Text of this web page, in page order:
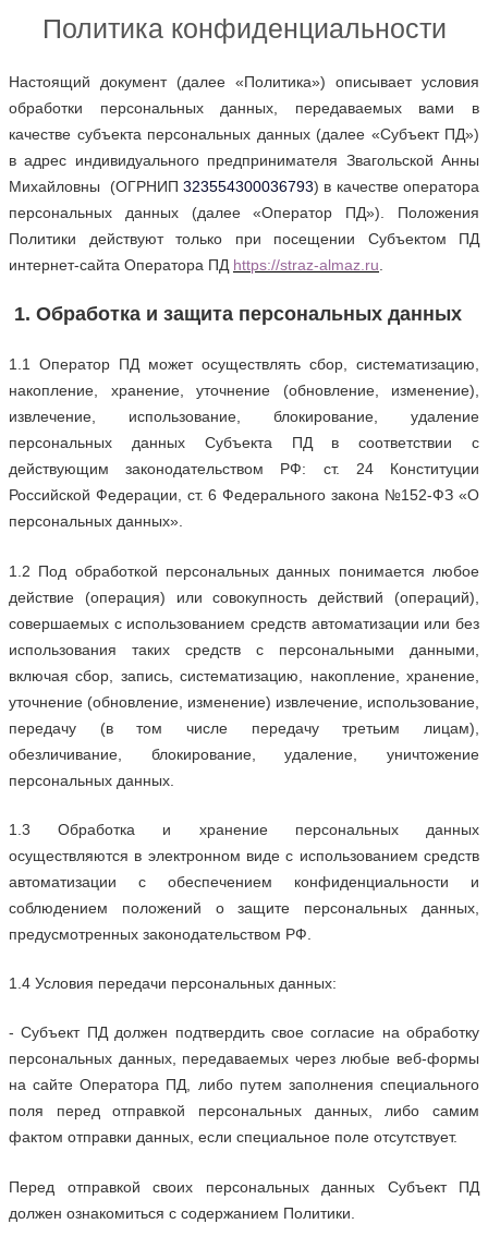
Политика конфиденциальности
Настоящий документ (далее «Политика») описывает условия
обработки персональных данных, передаваемых вами в
качестве субъекта персональных данных (далее «Субъект ПД»)
в адрес индивидуального предпринимателя Звагольской Анны
Михайловны (ОГРНИП 323554300036793) в качестве оператора
персональных данных (далее «Оператор ПД»). Положения
Политики действуют только при посещении Субъектом ПД
интернет-сайта Оператора ПД https://straz-almaz .ru
1. Обработка и защита персональных данных
1.1 Оператор ПД может осуществлять сбор, систематизацию,
накопление, хранение, уточнение (обновление, изменение),
извлечение, использование, блокирование, удаление
персональных данных Субъекта ПД в соответствии с
действующим законодательством РФ: ст. 24 Конституции
Российской Федерации, ст. 6 Федерального закона №152-ФЗ «О
персональных данных».
1.2 Под обработкой персональных данных понимается любое
действие (операция) или совокупность действий (операций),
совершаемых с использованием средств автоматизации или без
использования таких средств с персональными данными,
включая сбор, запись, систематизацию, накопление, хранение,
уточнение (обновление, изменение) извлечение, использование,
передачу (в том числе передачу третьим лицам),
обезличивание, блокирование, удаление, уничтожение
персональных данных.
1.3 Обработка и хранение персональных данных
осуществляются в электронном виде с использованием средств
автоматизации с обеспечением конфиденциальности и
соблюдением положений о защите персональных данных,
предусмотренных законодательством РФ.
1.4 Условия передачи персональных данных:
- Субъект ПД должен подтвердить свое согласие на обработку
персональных данных, передаваемых через любые веб-формы
на сайте Оператора ПД, либо путем заполнения специального
поля перед отправкой персональных данных, либо самим
фактом отправки данных, если специальное поле отсутствует.
Перед отправкой своих персональных данных Субъект ПД
должен ознакомиться с содержанием Политики.